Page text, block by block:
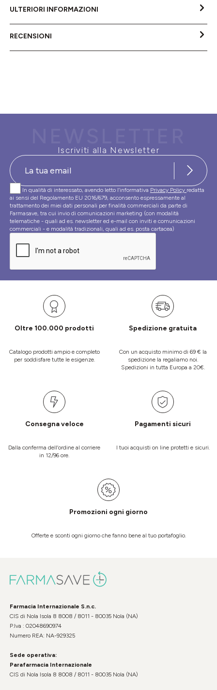
ULTERIORI INFORMAZIONI
RECENSIONI
Iscriviti alla Newsletter
In qualità di interessato, avendo letto l’informativa Privacy Policy redatta
ai sensi del Regolamento EU 2016/679, acconsento espressamente al
trattamento dei miei dati personali per finalità commerciali da parte di
Farmasave, tra cui invio di comunicazioni marketing (con modalità
telematiche - quali ad es. newsletter ed e-mail con inviti e comunicazioni
commerciali - e modalità tradizionali, quali ad es. posta cartacea)
Oltre 100.000 prodotti
Catalogo prodotti ampio e completo
per soddisfare tutte le esigenze.
Spedizione gratuita
Con un acquisto minimo di 69 € la
spedizione la regaliamo noi.
Spedizioni in tutta Europa a 20€.
Consegna veloce
Dalla conferma dell’ordine al corriere
in 12/96 ore.
Pagamenti sicuri
I tuoi acquisti on line protetti e sicuri.
Promozioni ogni giorno
Offerte e sconti ogni giorno che fanno bene al tuo portafoglio.
Farmacia Internazionale S.n.c.
CIS di Nola Isola 8 8008 / 8011 - 80035 Nola (NA)
P.Iva : 02048690974
Numero REA: NA-929325
Sede operativa:
Parafarmacia Internazionale
CIS di Nola Isola 8 8008 / 8011 - 80035 Nola (NA)